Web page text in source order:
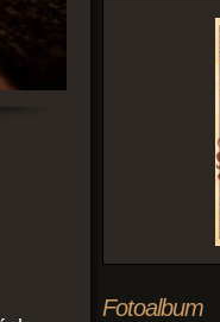
Fotoalbum